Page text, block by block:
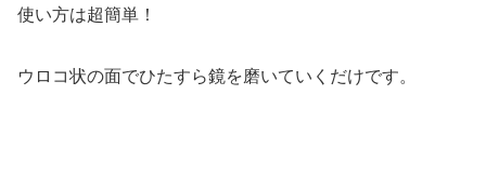
使い方は超簡単！
ウロコ状の面でひたすら鏡を磨いていくだけです。